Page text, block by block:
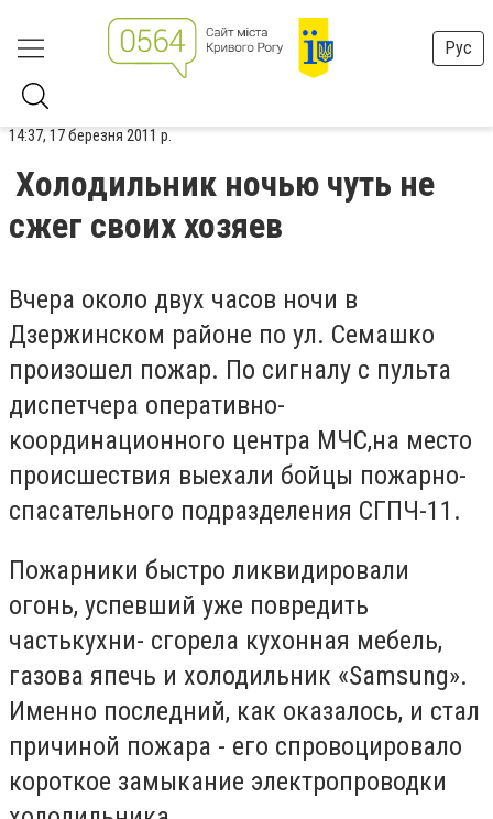
Рус
14:37, 17 березня 2011 р.
Холодильник ночью чуть не
сжег своих хозяев
Вчера около двух часов ночи в
Дзержинском районе по ул. Семашко
произошел пожар. По сигналу с пульта
диспетчера оперативно-
координационного центра МЧС,на место
происшествия выехали бойцы пожарно-
спасательного подразделения СГПЧ-11.
Пожарники быстро ликвидировали
огонь, успевший уже повредить
частькухни- сгорела кухонная мебель,
газова япечь и холодильник «Samsung».
Именно последний, как оказалось, и стал
причиной пожара - его спровоцировало
короткое замыкание электропроводки